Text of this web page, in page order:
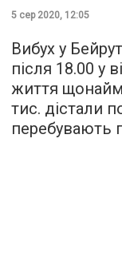
5 сер 2020, 12:05
Вибух у
після 18.00 у
життя
тис. дістали
перебувають